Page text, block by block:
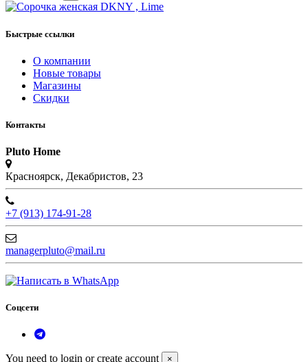
Быстрые ссылки
О компании
Новые товары
Магазины
Скидки
Контакты
Pluto Home
Красноярск, Декабристов, 23
+7 (913) 174-91-28
managerpluto@mail.ru
Соцсети
You need to login or create account ×